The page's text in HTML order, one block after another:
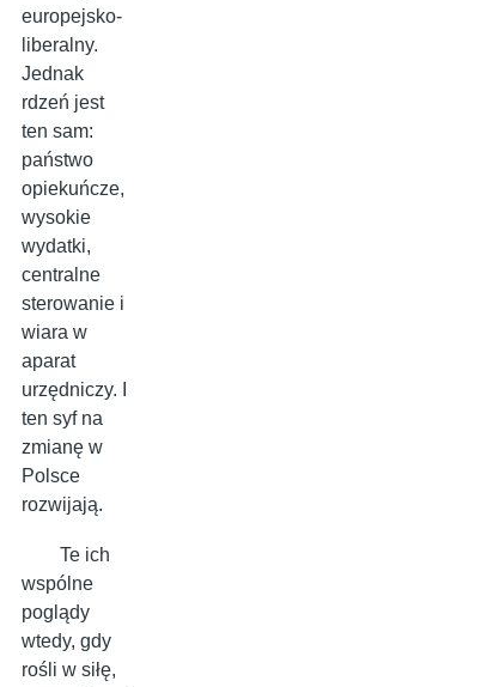
europejsko-
liberalny.
Jednak
rdzeń jest
ten sam:
państwo
opiekuńcze,
wysokie
wydatki,
centralne
sterowanie i
wiara w
aparat
urzędniczy. I
ten syf na
zmianę w
Polsce
rozwijają.
Te ich
wspólne
poglądy
wtedy, gdy
rośli w siłę,